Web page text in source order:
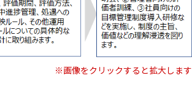
※画像をクリックすると拡大します